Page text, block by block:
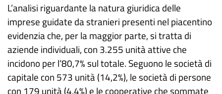
L’analisi riguardante la natura giuridica delle
imprese guidate da stranieri presenti nel piacentino
evidenzia che, per la maggior parte, si tratta di
aziende individuali, con 3.255 unità attive che
incidono per l’80,7% sul totale. Seguono le società di
capitale con 573 unità (14,2%), le società di persone
con 179 unità (4,4%) e le cooperative che sommate